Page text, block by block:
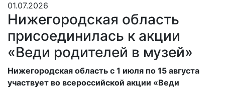
01.07.2026
Нижегородская область
присоединилась к акции
«Веди родителей в музей»
Нижегородская область с 1 июля по 15 августа
участвует во всероссийской акции «Веди